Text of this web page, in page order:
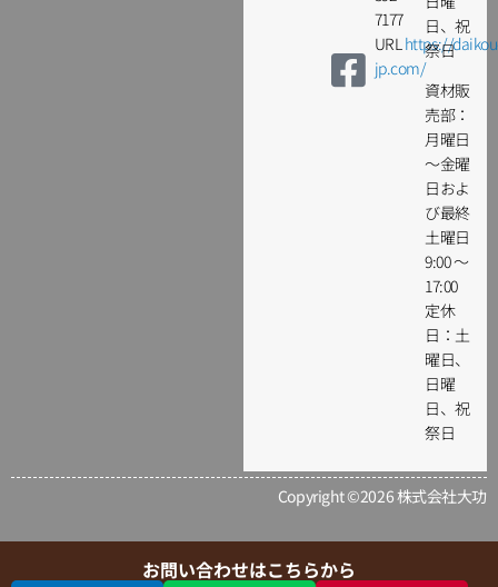
7177
URL https://
jp.com/
日、祝
祭日
資材販
売部：
月曜日
～金曜
日およ
び最終
土曜日
9:00 ～
17:00
定休
日：土
曜日、
日曜
日、祝
祭日
Copyright ©2026 株式会社大功
お問い合わせはこちらから